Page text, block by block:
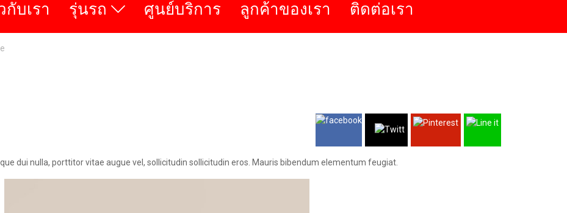
กับเรา รุ่นรถ ศูนย์บริการ ลูกค้าของเรา ติดต่อเรา
dui nulla, porttitor vitae augue vel, sollicitudin sollicitudin eros. Mauris bibendum elementum feugiat.